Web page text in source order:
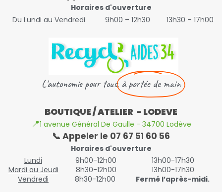
Horaires d'ouverture
Du Lundi au Vendredi
9h00 – 12h30 13h30 – 17h00
L'autonomie pour tous,à portée de main
BOUTIQUE / ATELIER - LODEVE
📍1 avenue Général De Gaulle - 34700 Lodève
📞 Appeler le 07 67 51 60 56
Horaires d'ouverture
Lundi
9h00-12h00
13h00-17h30
Mardi au Jeudi
8h30-12h00
13h00-17h30
Vendredi
8h30-12h00 Fermé l’après-midi.